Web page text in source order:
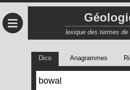
≡ lexique des termes de
Dico Anagrammes